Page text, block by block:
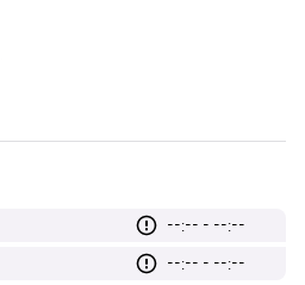
--:-- - --:--
--:-- - --:--